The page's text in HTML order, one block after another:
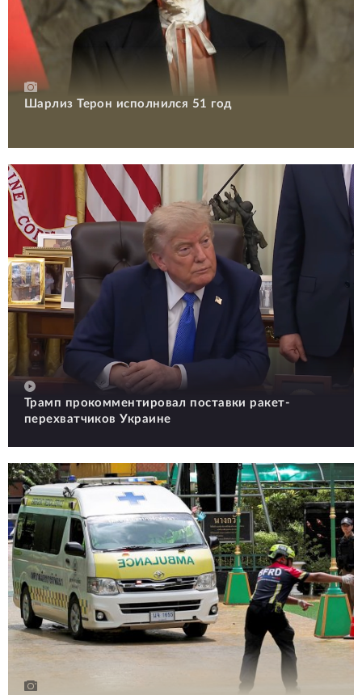
Шарлиз Терон исполнился 51 год
Трамп прокомментировал поставки ракет-
перехватчиков Украине